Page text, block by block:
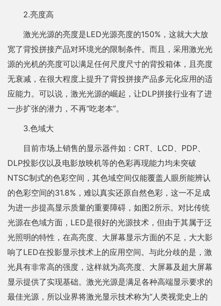
2.亮度高
激光光源的亮度是LED光源亮度的150%，这就大大放
宽了背投拼接产品对环境光的限制条件。而且，采用激光光
源的光机的亮度可以满足任何尺度尺寸的背投箱体，且亮度
无衰减，在很大程度上提升了背投拼接产品多元化应用的适
应能力。可以说，激光光源的崛起，让DLP拼接行业有了进
一步扩张的潜力，不再“吃老本”。
3.色域大
目前市场上销售的显示器件如：CRT、LCD、PDP、
DLP投影仪以及电影放映机等的色彩再现能力均未突破
NTSC制式的色彩空间，其色域空间仅能覆盖人眼所能辨认
的色彩空间的31.8%，难以真实还原自然色彩，这一不足成
为进一步提高显示质量的重要障碍，如图2所示。对比传统
光源在色域方面，LED是很好的光源技术，但由于其属于泛
光照明的特性，在高亮度、大屏幕显示方面的不足，大大影
响了LED在投影显示技术上的应用空间。与此分歧的是，激
光具有非常高的强度，这样就为高亮度、大屏幕及超大屏幕
显示提供了实现基础。激光光源是满足各种高端显示要求的
最佳光源，所以业界将激光显示技术称为“人类视觉史上的